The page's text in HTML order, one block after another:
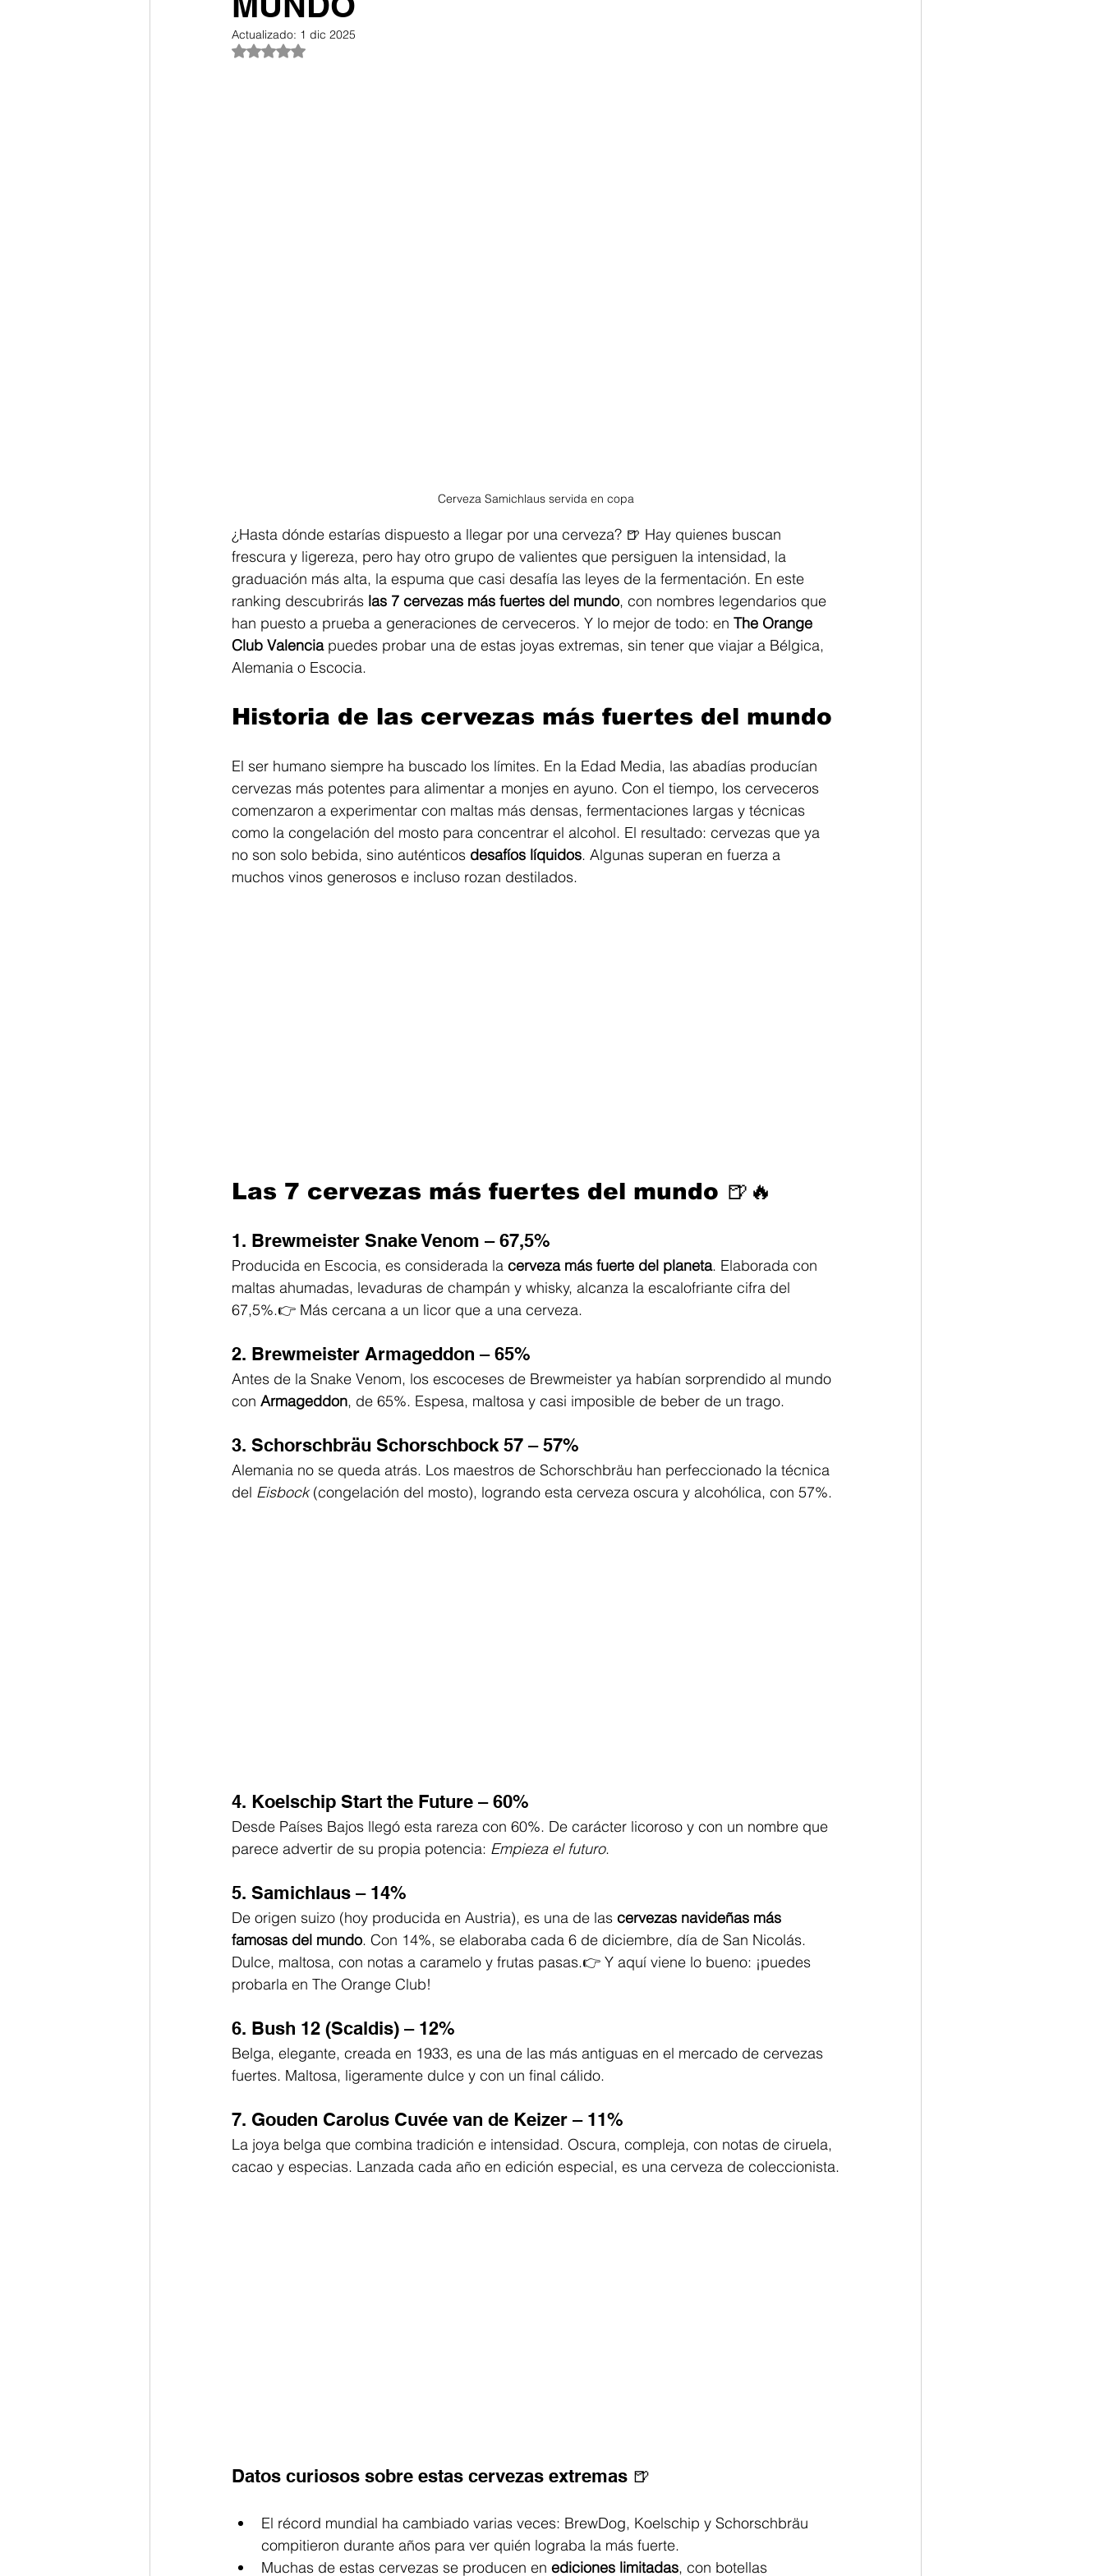
Actualizado: 1 dic 2025
Obtuvo NaN de 5 estrellas.
Cerveza Samichlaus servida en copa
¿Hasta dónde estarías dispuesto a llegar por una cerveza? 🍺 Hay quienes buscan
frescura y ligereza, pero hay otro grupo de valientes que persiguen la intensidad, la
graduación más alta, la espuma que casi desafía las leyes de la fermentación. En este
ranking descubrirás las 7 cervezas más fuertes del mundo, con nombres legendarios que
han puesto a prueba a generaciones de cerveceros. Y lo mejor de todo: en The Orange
Club Valencia puedes probar una de estas joyas extremas, sin tener que viajar a Bélgica,
Alemania o Escocia.
Historia de las cervezas más fuertes del mundo
El ser humano siempre ha buscado los límites. En la Edad Media, las abadías producían
cervezas más potentes para alimentar a monjes en ayuno. Con el tiempo, los cerveceros
comenzaron a experimentar con maltas más densas, fermentaciones largas y técnicas
como la congelación del mosto para concentrar el alcohol. El resultado: cervezas que ya
no son solo bebida, sino auténticos desafíos líquidos. Algunas superan en fuerza a
muchos vinos generosos e incluso rozan destilados.
Las 7 cervezas más fuertes del mundo 🍺🔥
1. Brewmeister Snake Venom – 67,5%
Producida en Escocia, es considerada la cerveza más fuerte del planeta. Elaborada con
maltas ahumadas, levaduras de champán y whisky, alcanza la escalofriante cifra del
67,5%.👉 Más cercana a un licor que a una cerveza.
2. Brewmeister Armageddon – 65%
Antes de la Snake Venom, los escoceses de Brewmeister ya habían sorprendido al mundo
con Armageddon, de 65%. Espesa, maltosa y casi imposible de beber de un trago.
3. Schorschbräu Schorschbock 57 – 57%
Alemania no se queda atrás. Los maestros de Schorschbräu han perfeccionado la técnica
del Eisbock (congelación del mosto), logrando esta cerveza oscura y alcohólica, con 57%.
4. Koelschip Start the Future – 60%
Desde Países Bajos llegó esta rareza con 60%. De carácter licoroso y con un nombre que
parece advertir de su propia potencia: Empieza el futuro.
5. Samichlaus – 14%
De origen suizo (hoy producida en Austria), es una de las cervezas navideñas más
famosas del mundo. Con 14%, se elaboraba cada 6 de diciembre, día de San Nicolás.
Dulce, maltosa, con notas a caramelo y frutas pasas.👉 Y aquí viene lo bueno: ¡puedes
probarla en The Orange Club!
6. Bush 12 (Scaldis) – 12%
Belga, elegante, creada en 1933, es una de las más antiguas en el mercado de cervezas
fuertes. Maltosa, ligeramente dulce y con un final cálido.
7. Gouden Carolus Cuvée van de Keizer – 11%
La joya belga que combina tradición e intensidad. Oscura, compleja, con notas de ciruela,
cacao y especias. Lanzada cada año en edición especial, es una cerveza de coleccionista.
Datos curiosos sobre estas cervezas extremas 🍺
El récord mundial ha cambiado varias veces: BrewDog, Koelschip y Schorschbräu
compitieron durante años para ver quién lograba la más fuerte.
Muchas de estas cervezas se producen en ediciones limitadas, con botellas